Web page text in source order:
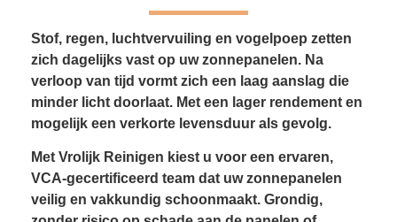
Stof, regen, luchtvervuiling en vogelpoep zetten
zich dagelijks vast op uw zonnepanelen. Na
verloop van tijd vormt zich een laag aanslag die
minder licht doorlaat. Met een lager rendement en
mogelijk een verkorte levensduur als gevolg.
Met Vrolijk Reinigen kiest u voor een ervaren,
VCA-gecertificeerd team dat uw zonnepanelen
veilig en vakkundig schoonmaakt. Grondig,